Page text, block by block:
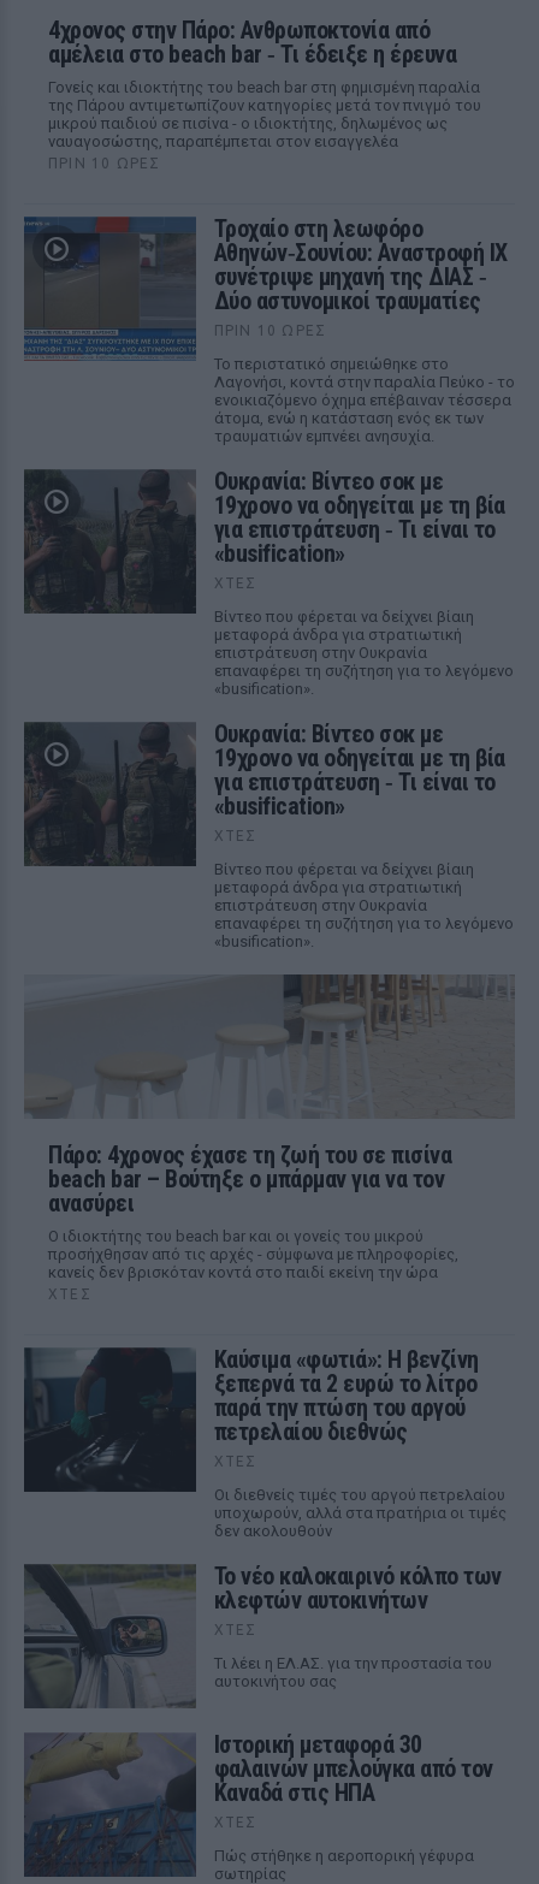
4χρονος στην Πάρο: Ανθρωποκτονία από
αμέλεια στο beach bar ‑ Τι έδειξε η έρευνα
Γονείς και ιδιοκτήτης του beach bar στη φημισμένη παραλία
της Πάρου αντιμετωπίζουν κατηγορίες μετά τον πνιγμό του
μικρού παιδιού σε πισίνα - ο ιδιοκτήτης, δηλωμένος ως
ναυαγοσώστης, παραπέμπεται στον εισαγγελέα
ΠΡΙΝ 10 ΏΡΕΣ
Τροχαίο στη λεωφόρο
Αθηνών‑Σουνίου: Αναστροφή ΙΧ
συνέτριψε μηχανή της ΔΙΑΣ ‑
Δύο αστυνομικοί τραυματίες
ΠΡΙΝ 10 ΏΡΕΣ
Το περιστατικό σημειώθηκε στο
Λαγονήσι, κοντά στην παραλία Πεύκο - το
ενοικιαζόμενο όχημα επέβαιναν τέσσερα
άτομα, ενώ η κατάσταση ενός εκ των
τραυματιών εμπνέει ανησυχία.
Ουκρανία: Βίντεο σοκ με
19χρονο να οδηγείται με τη βία
για επιστράτευση ‑ Τι είναι το
«busification»
ΧΤΕΣ
Βίντεο που φέρεται να δείχνει βίαιη
μεταφορά άνδρα για στρατιωτική
επιστράτευση στην Ουκρανία
επαναφέρει τη συζήτηση για το λεγόμενο
«busification».
Ουκρανία: Βίντεο σοκ με
19χρονο να οδηγείται με τη βία
για επιστράτευση ‑ Τι είναι το
«busification»
ΧΤΕΣ
Βίντεο που φέρεται να δείχνει βίαιη
μεταφορά άνδρα για στρατιωτική
επιστράτευση στην Ουκρανία
επαναφέρει τη συζήτηση για το λεγόμενο
«busification».
Πάρο: 4χρονος έχασε τη ζωή του σε πισίνα
beach bar – Βούτηξε ο μπάρμαν για να τον
ανασύρει
Ο ιδιοκτήτης του beach bar και οι γονείς του μικρού
προσήχθησαν από τις αρχές - σύμφωνα με πληροφορίες,
κανείς δεν βρισκόταν κοντά στο παιδί εκείνη την ώρα
ΧΤΕΣ
Καύσιμα «φωτιά»: Η βενζίνη
ξεπερνά τα 2 ευρώ το λίτρο
παρά την πτώση του αργού
πετρελαίου διεθνώς
ΧΤΕΣ
Οι διεθνείς τιμές του αργού πετρελαίου
υποχωρούν, αλλά στα πρατήρια οι τιμές
δεν ακολουθούν
Το νέο καλοκαιρινό κόλπο των
κλεφτών αυτοκινήτων
ΧΤΕΣ
Tι λέει η ΕΛ.ΑΣ. για την προστασία του
αυτοκινήτου σας
Ιστορική μεταφορά 30
φαλαινών μπελούγκα από τον
Καναδά στις ΗΠΑ
ΧΤΕΣ
Πώς στήθηκε η αεροπορική γέφυρα
σωτηρίας